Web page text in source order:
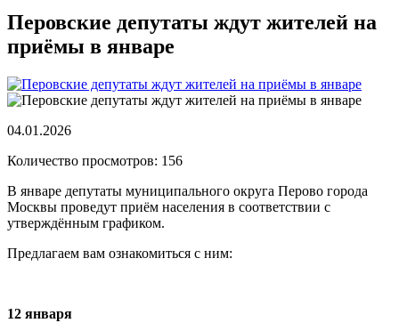
Перовские депутаты ждут жителей на
приёмы в январе
04.01.2026
Количество просмотров: 156
В январе депутаты муниципального округа Перово города
Москвы проведут приём населения в соответствии с
утверждённым графиком.
Предлагаем вам ознакомиться с ним:
12 января